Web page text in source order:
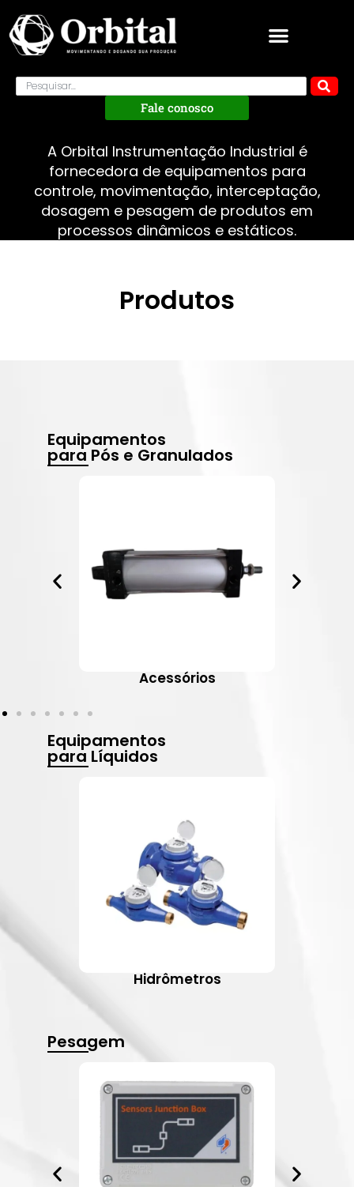
Fale conosco
A Orbital Instrumentação Industrial é
fornecedora de equipamentos para
controle, movimentação, interceptação,
dosagem e pesagem de produtos em
processos dinâmicos e estáticos.
Produtos
Equipamentos
para Pós e Granulados
Acessórios
Equipamentos
para Líquidos
Hidrômetros
Pesagem